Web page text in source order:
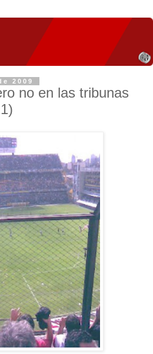
2009
no en las tribunas